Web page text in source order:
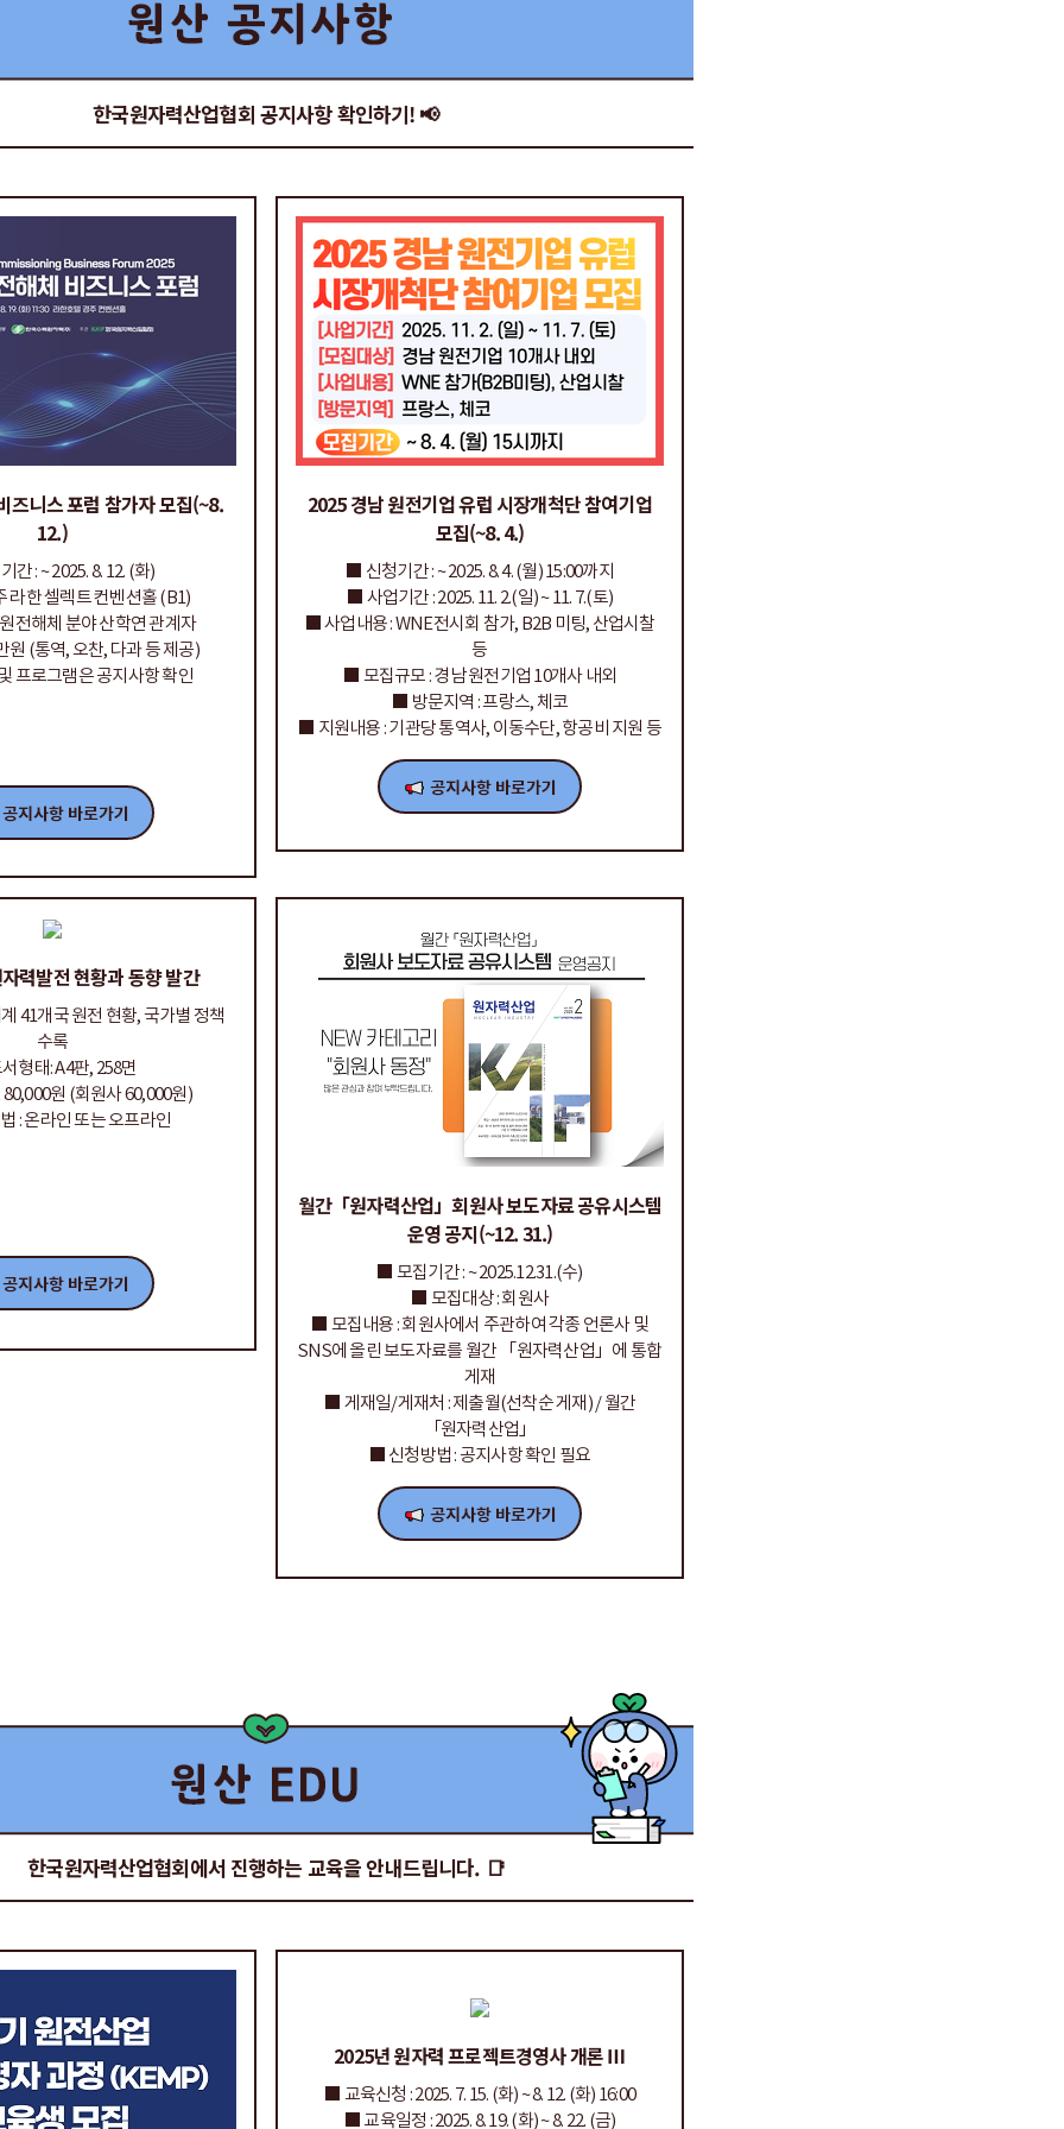
한국원자력산업협회 공지사항 확인하기! 📢
즈니스 포럼 참가자 모집(~8.
12.)
간 : ~ 2025. 8. 12. (화)
라한 셀렉트 컨벤션홀 (B1)
전해체 분야 산학연 관계자
원 (통역, 오찬, 다과 등 제공)
프로그램은 공지사항 확인
2025 경남 원전기업 유럽 시장개척단 참여기업
모집(~8. 4.)
■ 신청기간 : ~ 2025. 8. 4. (월) 15:00까지
■ 사업기간 : 2025. 11. 2.(일) ~ 11. 7.(토)
■ 사업내용 : WNE전시회 참가, B2B 미팅, 산업시찰
등
■ 모집규모 : 경남 원전기업 10개사 내외
■ 방문지역 : 프랑스, 체코
■ 지원내용 : 기관당 통역사, 이동수단, 항공비 지원 등
력발전 현황과 동향 발간
41개국 원전 현황, 국가별 정책
수록
서형태: A4판, 258면
80,000원 (회원사 60,000원)
: 온라인 또는 오프라인
월간「원자력산업」회원사 보도자료 공유시스템
운영 공지(~12. 31.)
■ 모집기간 : ~ 2025.12.31.(수)
■ 모집대상 : 회원사
■ 모집내용 : 회원사에서 주관하여 각종 언론사 및
SNS에 올린 보도자료를 월간 「원자력산업」에 통합
게재
■ 게재일/게재처 : 제출월(선착순 게재) / 월간
「원자력산업」
■ 신청방법 : 공지사항 확인 필요
한국원자력산업협회에서 진행하는 교육을 안내드립니다. 📑
2025년 원자력 프로젝트경영사 개론 Ⅲ
■ 교육신청 : 2025. 7. 15. (화) ~ 8. 12. (화) 16:00
■ 교육일정 : 2025. 8. 19. (화) ~ 8. 22. (금)